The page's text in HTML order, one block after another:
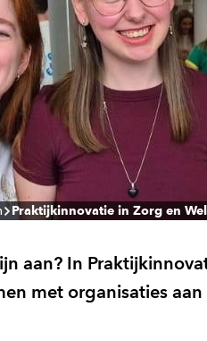
Praktijkinnovatie in Zorg en
aan? In
met organisaties aan